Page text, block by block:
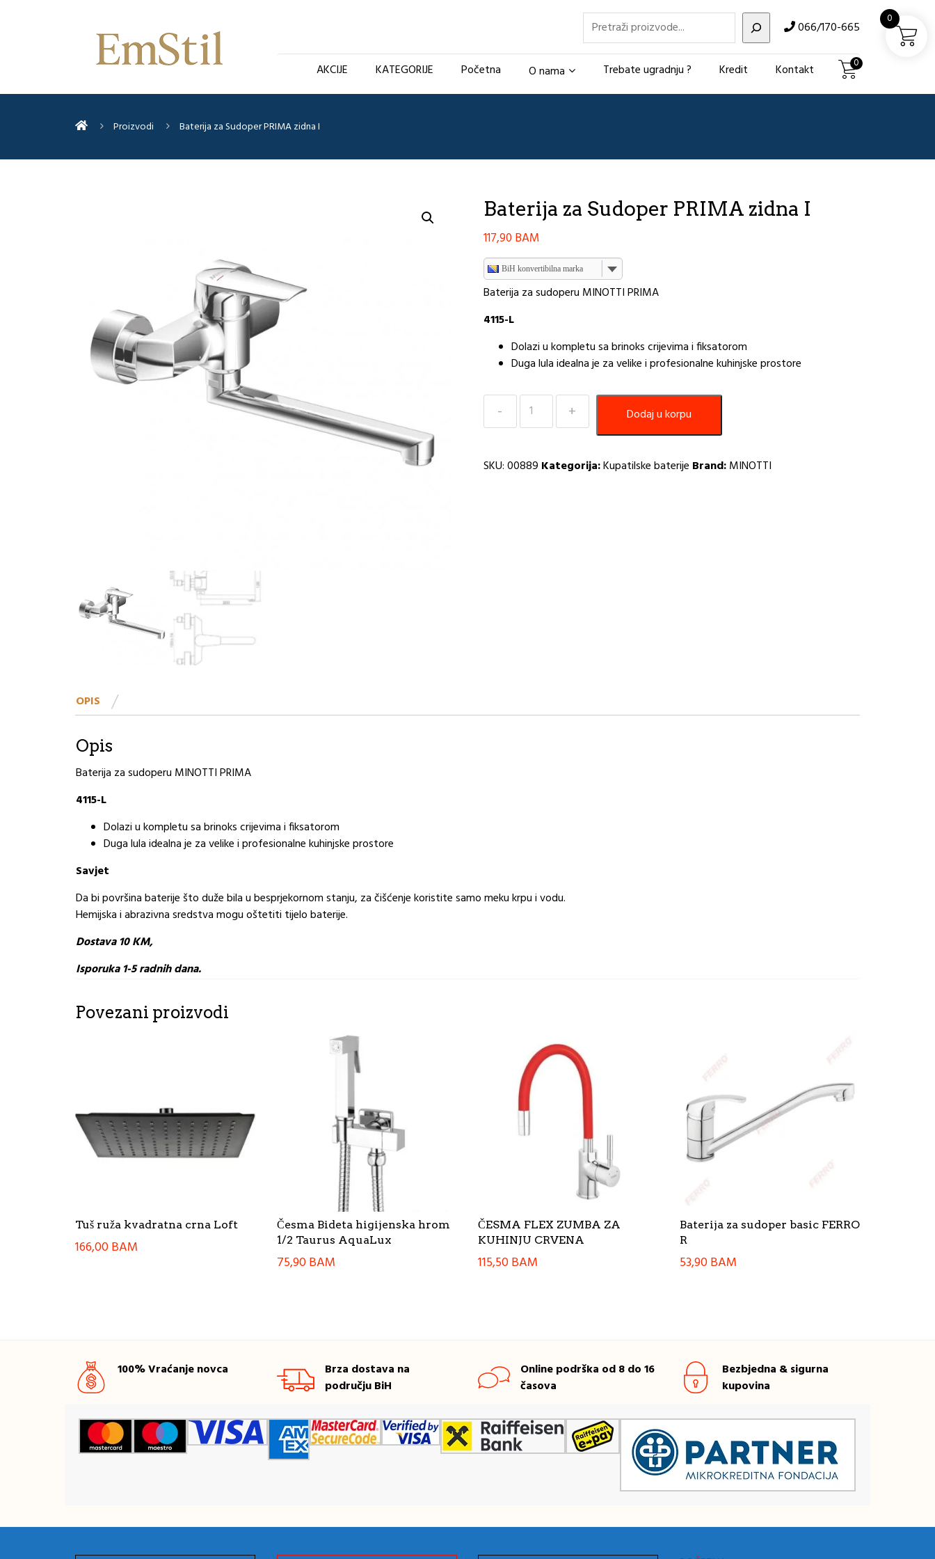
Pretraži 066/170-665
AKCIJE KATEGORIJE Početna O nama Trebate ugradnju ? Kredit Kontakt 0
Proizvodi Baterija za Sudoper PRIMA zidna I
Baterija za Sudoper PRIMA zidna I
117,90 BAM
BiH konvertibilna marka
Baterija za sudoperu MINOTTI PRIMA
4115-L
Dolazi u kompletu sa brinoks crijevima i fiksatorom
Duga lula idealna je za velike i profesionalne kuhinjske prostore
Baterija
zidna
Dodaj u korpu
SKU:00889 Kategorija:Kupatilske baterije Brand:MINOTTI
OPIS
Opis
Baterija za sudoperu MINOTTI PRIMA
4115-L
Dolazi u kompletu sa brinoks crijevima i fiksatorom
Duga lula idealna je za velike i profesionalne kuhinjske prostore
Savjet
Da bi površina baterije što duže bila u besprjekornom stanju, za čišćenje koristite samo meku krpu i vodu.
Hemijska i abrazivna sredstva mogu oštetiti tijelo baterije.
Dostava 10 KM,
Isporuka 1-5 radnih dana.
Povezani proizvodi
Tuš ruža kvadratna crna Loft
166,00BAM
Česma Bideta higijenska hrom
1/2 Taurus AquaLux
75,90BAM
ČESMA FLEX ZUMBA ZA
KUHINJU CRVENA
115,50BAM
Baterija za sudoper basic FERRO
R
53,90BAM
100% Vraćanje novca
Brza dostava na
području BiH
Online podrška od 8 do 16
časova
Bezbjedna & sigurna
kupovina
0